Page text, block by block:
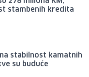
stambenih kredita
stabilnost kamatnih
su buduće